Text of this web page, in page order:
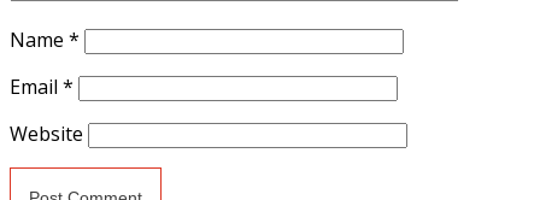
Name *
Email *
Website